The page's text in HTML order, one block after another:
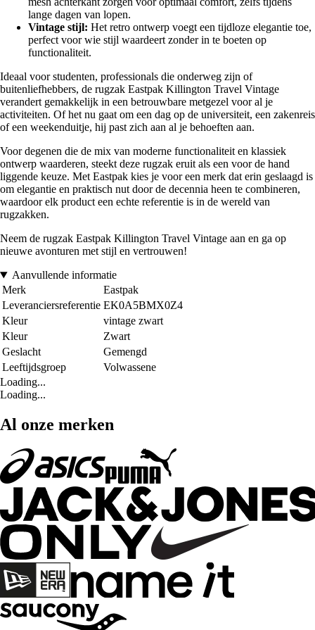
lange dagen van lopen.
Vintage stijl: Het retro ontwerp voegt een tijdloze elegantie toe,
perfect voor wie stijl waardeert zonder in te boeten op
functionaliteit.
Ideaal voor studenten, professionals die onderweg zijn of
buitenliefhebbers, de rugzak Eastpak Killington Travel Vintage
verandert gemakkelijk in een betrouwbare metgezel voor al je
activiteiten. Of het nu gaat om een dag op de universiteit, een zakenreis
of een weekenduitje, hij past zich aan al je behoeften aan.
Voor degenen die de mix van moderne functionaliteit en klassiek
ontwerp waarderen, steekt deze rugzak eruit als een voor de hand
liggende keuze. Met Eastpak kies je voor een merk dat erin geslaagd is
om elegantie en praktisch nut door de decennia heen te combineren,
waardoor elk product een echte referentie is in de wereld van
rugzakken.
Neem de rugzak Eastpak Killington Travel Vintage aan en ga op
nieuwe avonturen met stijl en vertrouwen!
Aanvullende informatie
Merk
Eastpak
Leveranciersreferentie EK0A5BMX0Z4
Kleur
vintage zwart
Kleur
Zwart
Geslacht
Gemengd
Leeftijdsgroep
Volwassene
Loading...
Loading...
Al onze merken